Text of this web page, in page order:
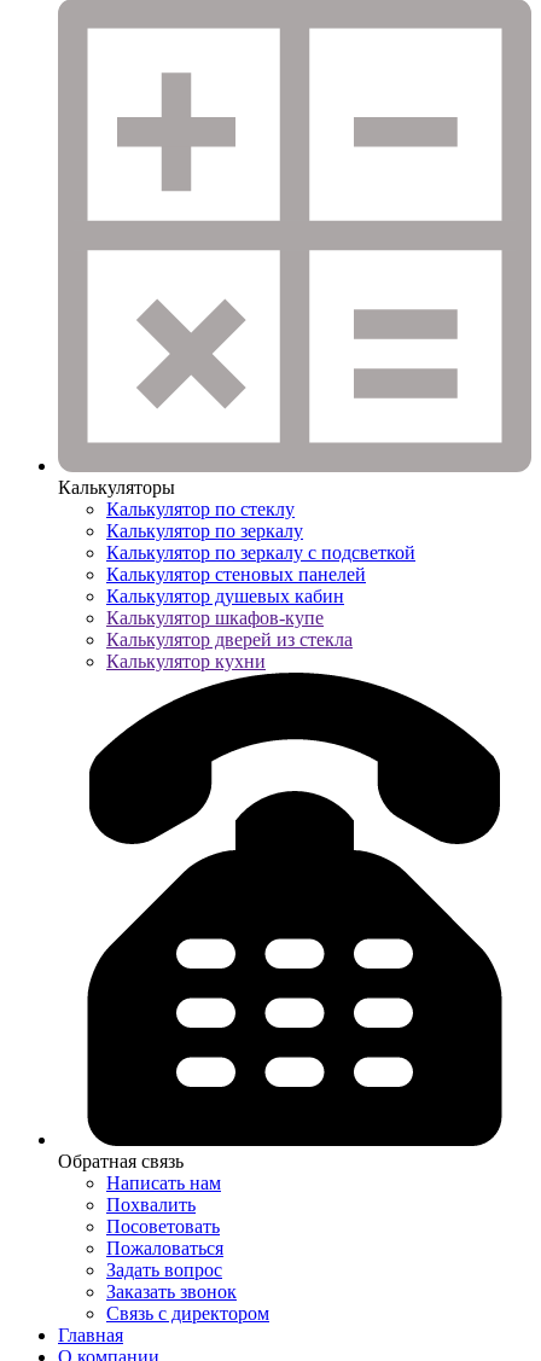
Калькуляторы
Калькулятор по стеклу
Калькулятор по зеркалу
Калькулятор по зеркалу с подсветкой
Калькулятор стеновых панелей
Калькулятор душевых кабин
Калькулятор шкафов-купе
Калькулятор дверей из стекла
Калькулятор кухни
Обратная связь
Написать нам
Похвалить
Посоветовать
Пожаловаться
Задать вопрос
Заказать звонок
Связь с директором
Главная